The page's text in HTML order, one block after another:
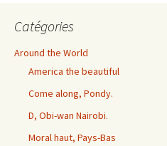
Catégories
Around the World
America the beautiful
Come along, Pondy.
D, Obi-wan Nairobi.
Moral haut, Pays-Bas